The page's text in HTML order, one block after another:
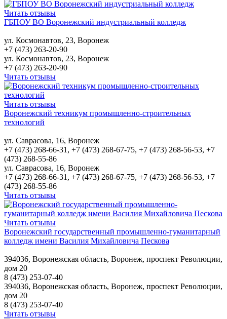
Читать отзывы
ГБПОУ ВО Воронежский индустриальный колледж
ул. Космонавтов, 23, Воронеж
+7 (473) 263-20-90
ул. Космонавтов, 23, Воронеж
+7 (473) 263-20-90
Читать отзывы
Читать отзывы
Воронежский техникум промышленно-строительных
технологий
ул. Саврасова, 16, Воронеж
+7 (473) 268-66-31, +7 (473) 268-67-75, +7 (473) 268-56-53, +7
(473) 268-55-86
ул. Саврасова, 16, Воронеж
+7 (473) 268-66-31, +7 (473) 268-67-75, +7 (473) 268-56-53, +7
(473) 268-55-86
Читать отзывы
Читать отзывы
Воронежский государственный промышленно-гуманитарный
колледж имени Василия Михайловича Пескова
394036, Воронежская область, Воронеж, проспект Революции,
дом 20
8 (473) 253-07-40
394036, Воронежская область, Воронеж, проспект Революции,
дом 20
8 (473) 253-07-40
Читать отзывы